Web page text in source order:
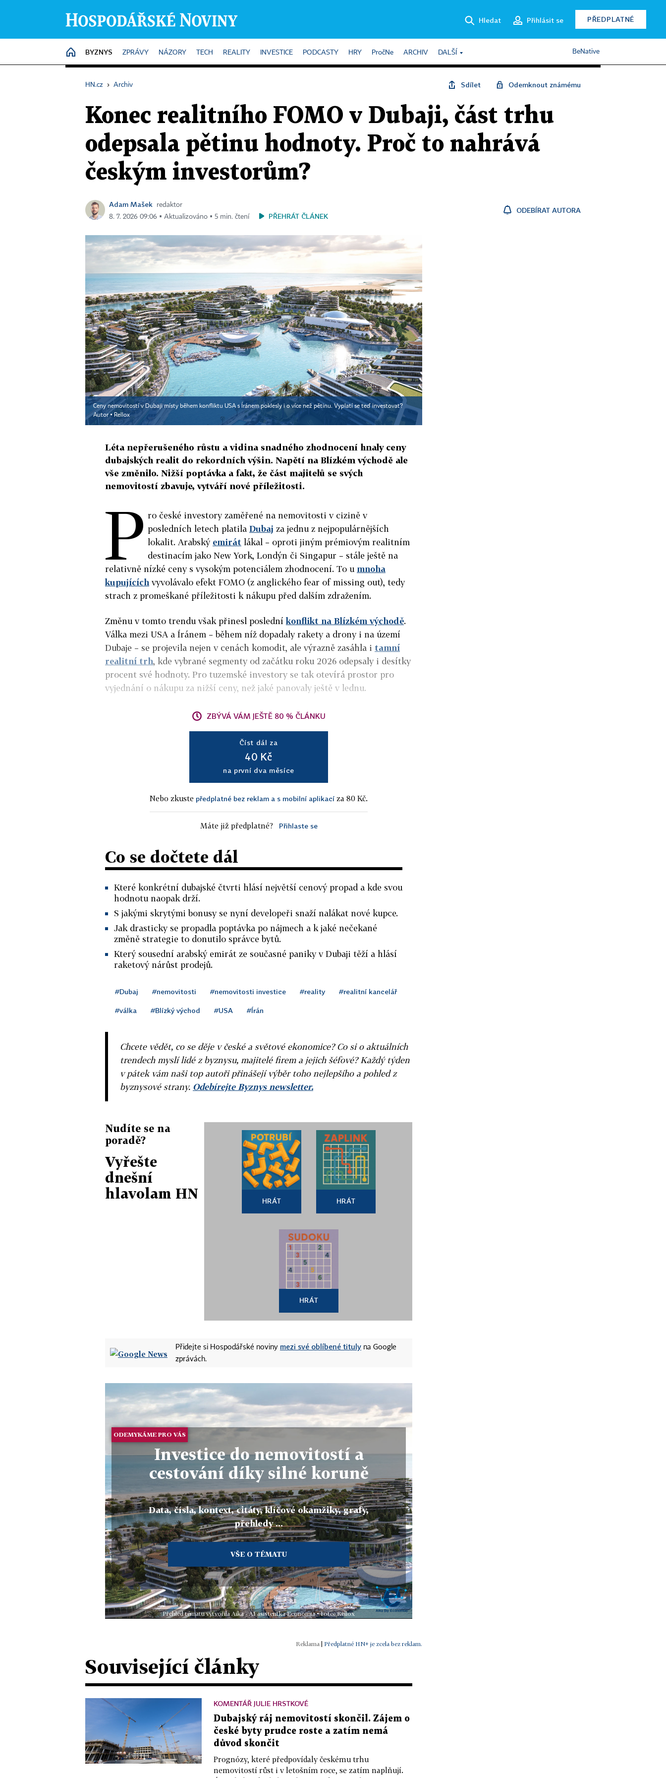
Hledat Přihlásit se PŘEDPLATNÉ
HOME
BYZNYS ZPRÁVY NÁZORY TECH REALITY INVESTICE PODCASTY HRY PročNe ARCHIV DALŠÍ BeNative
HN.cz › Archiv Sdílet Odemknout známému
Konec realitního FOMO v Dubaji, část trhu
odepsala pětinu hodnoty. Proč to nahrává
českým investorům?
Adam Mašek
redaktor
8. 7. 2026 09:06 ▪ Aktualizováno ▪ 5 min. čtení
PŘEHRÁT ČLÁNEK
ODEBÍRAT AUTORA
Ceny nemovitostí v Dubaji místy během konfliktu USA s Íránem poklesly i o více než pětinu. Vyplatí se teď investovat?
Autor ▪ Rellox
Léta nepřerušeného růstu a vidina snadného zhodnocení hnaly ceny
dubajských realit do rekordních výšin. Napětí na Blízkém východě ale
vše změnilo. Nižší poptávka a fakt, že část majitelů se svých
nemovitostí zbavuje, vytváří nové příležitosti.
P ro české investory zaměřené na nemovitosti v cizině v
posledních letech platila Dubaj za jednu z nejpopulárnějších
lokalit. Arabský emirát lákal – oproti jiným prémiovým realitním
destinacím jako New York, Londýn či Singapur – stále ještě na
relativně nízké ceny s vysokým potenciálem zhodnocení. To u mnoha
kupujících vyvolávalo efekt FOMO (z anglického fear of missing out), tedy
strach z promeškané příležitosti k nákupu před dalším zdražením.
Změnu v tomto trendu však přinesl posledníkonflikt na Blízkém východě.
Válka mezi USA a Íránem – během níž dopadaly rakety a drony i na území
Dubaje – se projevila nejen v cenách komodit, ale výrazně zasáhla i tamní
realitní trh, kde vybrané segmenty od začátku roku 2026 odepsaly i desítky
procent své hodnoty. Pro tuzemské investory se tak otevírá prostor pro
vyjednání o nákupu za nižší ceny, než jaké panovaly ještě v lednu.
ZBÝVÁ VÁM JEŠTĚ 80 % ČLÁNKU
Číst dál za
40 Kč
na první dva měsíce
Nebo zkuste předplatné bez reklam a s mobilní aplikací za 80 Kč.
Máte již předplatné? Přihlaste se
Co se dočtete dál
Které konkrétní dubajské čtvrti hlásí největší cenový propad a kde svou
hodnotu naopak drží.
S jakými skrytými bonusy se nyní developeři snaží nalákat nové kupce.
Jak drasticky se propadla poptávka po nájmech a k jaké nečekané
změně strategie to donutilo správce bytů.
Který sousední arabský emirát ze současné paniky v Dubaji těží a hlásí
raketový nárůst prodejů.
#Dubaj #nemovitosti #nemovitosti investice #reality #realitní kancelář
#válka #Blízký východ #USA #Írán
Chcete vědět, co se děje v české a světové ekonomice? Co si o aktuálních
trendech myslí lidé z byznysu, majitelé firem a jejich šéfové? Každý týden
v pátek vám naši top autoři přinášejí výběr toho nejlepšího a pohled z
byznysové strany. Odebírejte Byznys newsletter.
Nudíte se na
poradě?
Vyřešte
dnešní
hlavolam HN
HRÁT HRÁT
HRÁT
Přidejte si Hospodářské noviny mezi své oblíbené tituly na Google
zprávách.
ODEMYKÁME PRO VÁS
Investice do nemovitostí a
cestování díky silné koruně
Data, čísla, kontext, citáty, klíčové okamžiky, grafy,
přehledy ...
VŠE O TÉMATU
Přehled tématu vytvořila Aika - AI asistentka Economia • Foto: Rellox
Předplatné HN+ je zcela bez reklam.
Související články
KOMENTÁŘ JULIE HRSTKOVÉ
Dubajský ráj nemovitostí skončil. Zájem o
české byty prudce roste a zatím nemá
důvod skončit
Prognózy, které předpovídaly českému trhu
nemovitostí růst i v letošním roce, se zatím naplňují.